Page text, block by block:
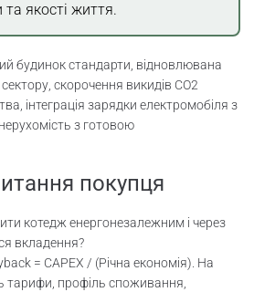
та якості життя.
будинок стандарти, відновлювана
скорочення викидів CO2
інтеграція зарядки електромобіля з
з готовою
покупця
котедж енергонезалежним і через
вкладення?
= CAPEX / (Річна економія). На
тарифи, профіль споживання,